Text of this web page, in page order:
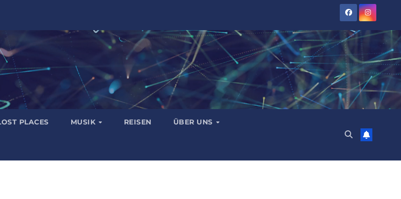
PLACES MUSIK REISEN ÜBER UNS